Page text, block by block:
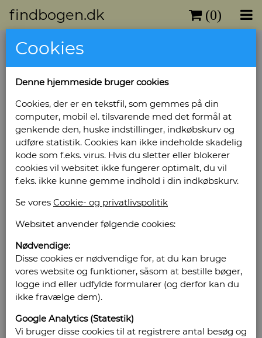
findbogen.dk (0)
Bil-revyen 2019
Forlag: Benjamin Media - Udgivet år: 2018 -
Antal bind: 1 - Antal sider: 210 - Indbinding:
Hæftet - Tilstand: Eksemplar med få brugsspor
på omslag. -
Bog ID: 17466
Illustreret i farver.
Pris: Kr. 95,00
Læg i kurv
Sælges af: Ribe Antikvariat
Bregnegårdsvej 29
6630 Rødding
CVR/SE: 20864044
Cookies
Denne hjemmeside bruger cookies
Cookies, der er en tekstfil, som gemmes på din
computer, mobil el. tilsvarende med det formål at
genkende den, huske indstillinger, indkøbskurv og
udføre statistik. Cookies kan ikke indeholde skadelig
kode som f.eks. virus. Hvis du sletter eller blokerer
cookies vil websitet ikke fungerer optimalt, du vil
f.eks. ikke kunne gemme indhold i din indkøbskurv.
Se vores Cookie- og privatlivspolitik
Websitet anvender følgende cookies:
Nødvendige:
Disse cookies er nødvendige for, at du kan bruge
vores website og funktioner, såsom at bestille bøger,
logge ind eller udfylde formularer (og derfor kan du
ikke fravælge dem).
Google Analytics (Statestik)
Vi bruger disse cookies til at registrere antal besøg og